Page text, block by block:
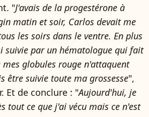
"J'avais de la progestérone à
matin et soir, Carlos devait me
les soirs dans le ventre. En plus
suivie par un hématologue qui fait
globules rouge n'attaquent
être suivie toute ma grossesse",
Et de conclure : "Aujourd'hui, je
tout ce que j'ai vécu mais ce n'est